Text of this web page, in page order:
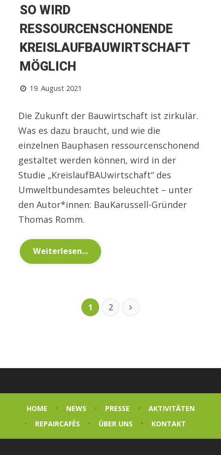
SO WIRD
RESSOURCENSCHONENDE
KREISLAUFBAUWIRTSCHAFT
MÖGLICH
19. August 2021
Die Zukunft der Bauwirtschaft ist zirkulär.
Was es dazu braucht, und wie die
einzelnen Bauphasen ressourcenschonend
gestaltet werden können, wird in der
Studie „KreislaufBAUwirtschaft“ des
Umweltbundesamtes beleuchtet – unter
den Autor*innen: BauKarussell-Gründer
Thomas Romm.
Weiterlesen...
1 2
HOME NEWS PRESSE
AKTIVITÄTEN
REPAIRCAFÉS
ÜBER UNS KONTAKT